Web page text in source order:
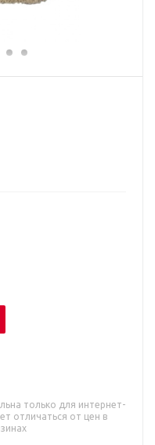
только для интернет-
отличаться от цен в